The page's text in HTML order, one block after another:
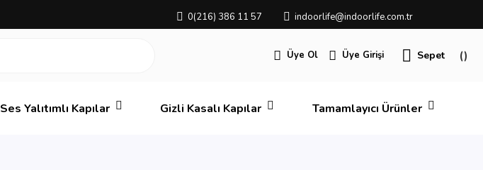
0(216) 386 11 57 indoorlife@indoorlife.com.tr
Üye Ol Üye Girişi Sepet
Ses Yalıtımlı Kapılar Gizli Kasalı Kapılar Tamamlayıcı Ürünler